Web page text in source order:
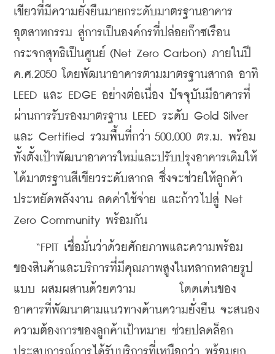
เขียวที่มีความยั่งยืนมายกระดับมาตรฐานอาคาร
อุตสาหกรรม สู่การเป็นองค์กรที่ปล่อยก๊าซเรือน
กระจกสุทธิเป็นศูนย์ (Net Zero Carbon) ภายในปี
ค.ศ.2050 โดยพัฒนาอาคารตามมาตรฐานสากล อาทิ
LEED และ EDGE อย่างต่อเนื่อง ปัจจุบันมีอาคารที่
ผ่านการรับรองมาตรฐาน LEED ระดับ Gold Silver
และ Certified รวมพื้นที่กว่า 500,000 ตร.ม. พร้อม
ทั้งตั้งเป้าพัฒนาอาคารใหม่และปรับปรุงอาคารเดิมให้
ได้มาตรฐานสีเขียวระดับสากล ซึ่งจะช่วยให้ลูกค้า
ประหยัดพลังงาน ลดค่าใช้จ่าย และก้าวไปสู่ Net
Zero Community พร้อมกัน
“FPIT เชื่อมั่นว่าด้วยศักยภาพและความพร้อม
ของสินค้าและบริการที่มีคุณภาพสูงในหลากหลายรูป
แบบ ผสมผสานด้วยความ        โดดเด่นของ
อาคารที่พัฒนาตามแนวทางด้านความยั่งยืน จะสนอง
ความต้องการของลูกค้าเป้าหมาย ช่วยปลดล็อก